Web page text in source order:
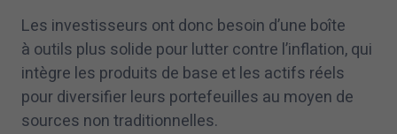
Les investisseurs ont donc besoin d’une boîte
à outils plus solide pour lutter contre l’inflation, qui
intègre les produits de base et les actifs réels
pour diversifier leurs portefeuilles au moyen de
sources non traditionnelles.